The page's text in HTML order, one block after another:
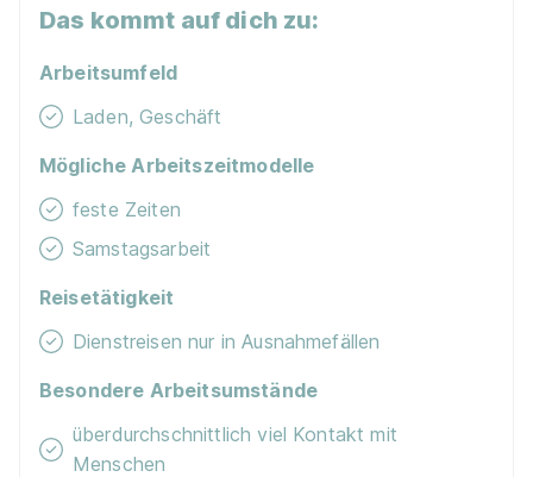
Das kommt auf dich zu:
Arbeitsumfeld
Laden, Geschäft
Mögliche Arbeitszeitmodelle
feste Zeiten
Samstagsarbeit
Reisetätigkeit
Dienstreisen nur in Ausnahmefällen
Besondere Arbeitsumstände
überdurchschnittlich viel Kontakt mit
Menschen